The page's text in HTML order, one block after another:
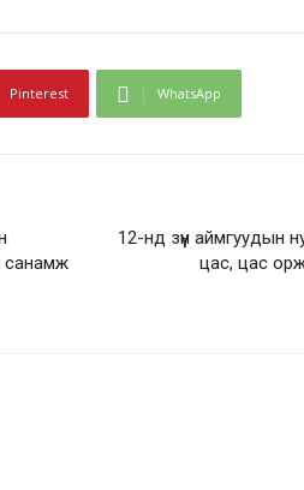
Pinterest WhatsApp
санамж
12-нд зүүн аймгуудын
цас, цас